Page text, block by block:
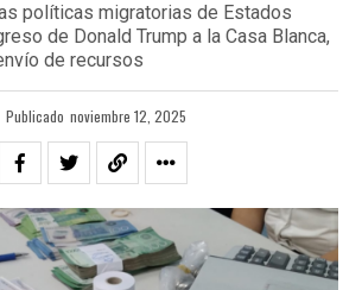
políticas migratorias de Estados
de Donald Trump a la Casa Blanca,
de recursos
Publicado noviembre 12, 2025